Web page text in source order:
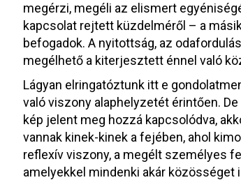
megérzi, megéli az elismert
kapcsolat rejtett küzdelméről – a
befogadok. A nyitottság, az
megélhető a kiterjesztett énnel való
Lágyan elringatóztunk itt e
való viszony alaphelyzetét érintően.
kép jelent meg hozzá kapcsolódva,
vannak kinek-kinek a fejében, ahol
reflexív viszony, a megélt személyes
amelyekkel mindenki akár közösséget